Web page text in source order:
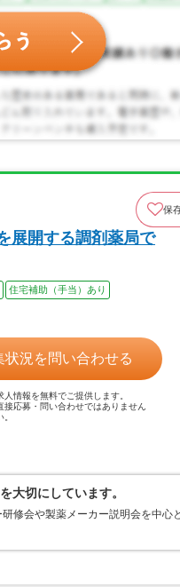
保
展開する調剤薬局で
住宅補助（手当）あり
状況を問い合わせる
情報を無料でご提供します。
接応募・問い合わせではありません
大切にしています。
修会や製薬メーカー説明会を中心